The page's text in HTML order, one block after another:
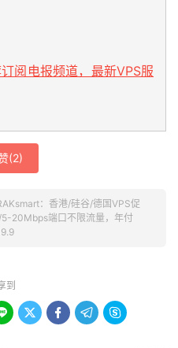
阅电报频道，最新VPS服
(2)
：香港/硅谷/德国VPS促
20Mbps端口不限流量，年付
到
   